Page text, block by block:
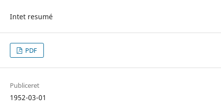
Intet resumé
PDF
Publiceret
1952-03-01